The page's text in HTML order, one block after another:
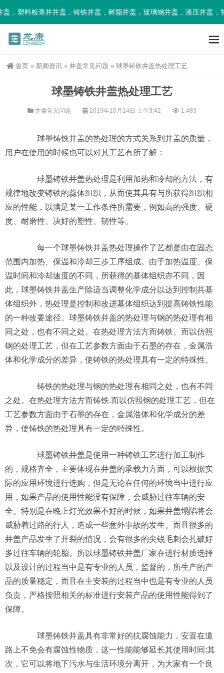
塑料检查井井盖，铸铁井盖，树脂井盖，玻璃钢井盖，液压井盖，
首页 » 新闻资讯 » 井盖常见问题 » 球墨铸铁井盖热处理工艺
球墨铸铁井盖热处理工艺
井盖常见问题 2019年10月14日 上午3:42 1,483
球墨铸铁井盖的热处理的方式关系到井盖的质量，
用户在使用的时候也可以对其工艺有所了解：
球墨铸铁井盖热处理是利用加热和冷却的方法，有
规律地改变铸铁的蕊体组织，从而使其具有与所获得组织相
应的性能，以满足某一工作条件所需要，例如高的强度、硬
度、耐磨性、决好的塑性、韧性等。
每一个球墨铸铁井盖热处理操作了艺都是由在固态
范围内加热、保温和冷却三步工序组成。由于加热温度、保
温时间和冷却速度的不同，所获得的基体组织亦不同，因
此，球墨铸铁井盖生产除适当调整化学成分以达到控制共基
体组织外，热处理是控制和改进墓体组织达到提高铸铁性能
的一种改要途径。球墨铸铁井盖的热处理与钢的热处理有相
同之处，也有不同之处。在热处理方法方而铸铁。而以仿照
钢的处理工艺，但在工艺参数方面由于石墨的存在，金属浩
体和化学成分的差异，使铸铁的热处理具有一定的特殊性。
铸铁的热处理与钢的热处理有相同之处，也有不同
之处。在热处理方法方而铸铁.而以仿照钢的处理工艺，但在
工艺参数方面由于石墨的存在，金属浩体和化学成分的差
异，使铸铁的热处理具有一定的特殊性。
球墨铸铁井盖是使用一种铸铁工艺进行加工制作
的，规格齐全，主要体现在井盖的承载力方面，可以根据实
际的应用环境进行选购，但是无论在任何的环境当中进行应
用，如果产品的使用性能没有保障，会威胁过往车辆的安
全。特别是在晚上灯光效果不好的时候，如果井盖塌陷将会
威胁着过路的行人，造成一些意外事故的发生。而且很多的
井盖产品发生了开裂的情况，会有很多的尖锐毛刺会扎破好
多过往车辆的轮胎。所以球墨铸铁井盖厂家在进行材质选择
以及设计的过程当中是有专业的人员，监督的，所生产的产
品的质量稳定，而且在主安装的过程当中也是有专业的人员
负责，严格按照相关的标准进行安装产品的使用性能得到了
保障。
球墨铸铁井盖具有非常好的抗腐蚀能力，安置在道
路上不免会有腐蚀性物质，这一性能能够延长其使用时间;其
次，它可以将地下污水与生活环境分离开，为大家有一个良